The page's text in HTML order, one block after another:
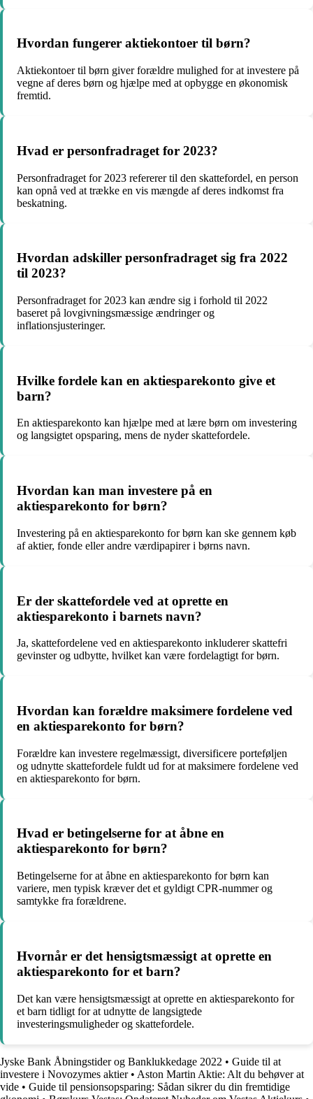
Hvordan fungerer aktiekontoer til børn?
Aktiekontoer til børn giver forældre mulighed for at investere på
vegne af deres børn og hjælpe med at opbygge en økonomisk
fremtid.
Hvad er personfradraget for 2023?
Personfradraget for 2023 refererer til den skattefordel, en person
kan opnå ved at trække en vis mængde af deres indkomst fra
beskatning.
Hvordan adskiller personfradraget sig fra 2022
til 2023?
Personfradraget for 2023 kan ændre sig i forhold til 2022
baseret på lovgivningsmæssige ændringer og
inflationsjusteringer.
Hvilke fordele kan en aktiesparekonto give et
barn?
En aktiesparekonto kan hjælpe med at lære børn om investering
og langsigtet opsparing, mens de nyder skattefordele.
Hvordan kan man investere på en
aktiesparekonto for børn?
Investering på en aktiesparekonto for børn kan ske gennem køb
af aktier, fonde eller andre værdipapirer i børns navn.
Er der skattefordele ved at oprette en
aktiesparekonto i barnets navn?
Ja, skattefordelene ved en aktiesparekonto inkluderer skattefri
gevinster og udbytte, hvilket kan være fordelagtigt for børn.
Hvordan kan forældre maksimere fordelene ved
en aktiesparekonto for børn?
Forældre kan investere regelmæssigt, diversificere porteføljen
og udnytte skattefordele fuldt ud for at maksimere fordelene ved
en aktiesparekonto for børn.
Hvad er betingelserne for at åbne en
aktiesparekonto for børn?
Betingelserne for at åbne en aktiesparekonto for børn kan
variere, men typisk kræver det et gyldigt CPR-nummer og
samtykke fra forældrene.
Hvornår er det hensigtsmæssigt at oprette en
aktiesparekonto for et barn?
Det kan være hensigtsmæssigt at oprette en aktiesparekonto for
et barn tidligt for at udnytte de langsigtede
investeringsmuligheder og skattefordele.
Jyske Bank Åbningstider og Banklukkedage 2022 • Guide til at
investere i Novozymes aktier• Aston Martin Aktie: Alt du behøver at
vide • Guide til pensionsopsparing: Sådan sikrer du din fremtidige